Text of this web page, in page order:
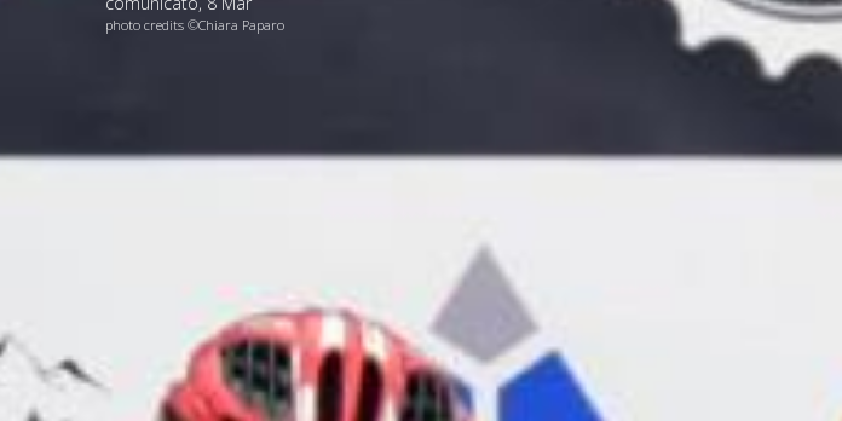
photo credits ©Chiara Paparo